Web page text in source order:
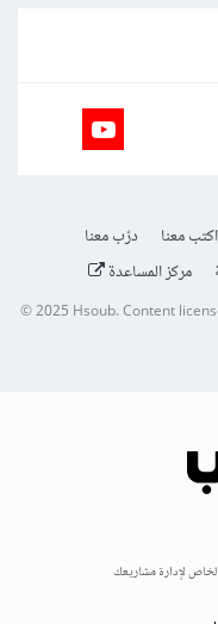
اكتب معنا
درّب معنا
مركز المساعدة
© 2025Hsoub.Content